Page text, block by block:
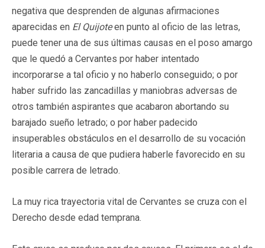
negativa que desprenden de algunas afirmaciones
aparecidas en El Quijoteen punto al oficio de las letras,
puede tener una de sus últimas causas en el poso amargo
que le quedó a Cervantes por haber intentado
incorporarse a tal oficio y no haberlo conseguido; o por
haber sufrido las zancadillas y maniobras adversas de
otros también aspirantes que acabaron abortando su
barajado sueño letrado; o por haber padecido
insuperables obstáculos en el desarrollo de su vocación
literaria a causa de que pudiera haberle favorecido en su
posible carrera de letrado.
La muy rica trayectoria vital de Cervantes se cruza con el
Derecho desde edad temprana.